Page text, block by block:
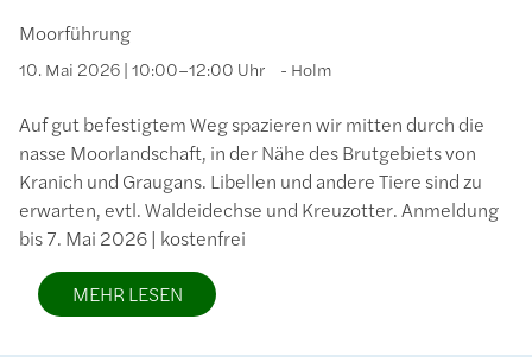
Moorführung
10. Mai 2026 | 10:00–12:00 Uhr Holm
Auf gut befestigtem Weg spazieren wir mitten durch die
nasse Moorlandschaft, in der Nähe des Brutgebiets von
Kranich und Graugans. Libellen und andere Tiere sind zu
erwarten, evtl. Waldeidechse und Kreuzotter. Anmeldung
bis 7. Mai 2026 | kostenfrei
MEHR LESEN